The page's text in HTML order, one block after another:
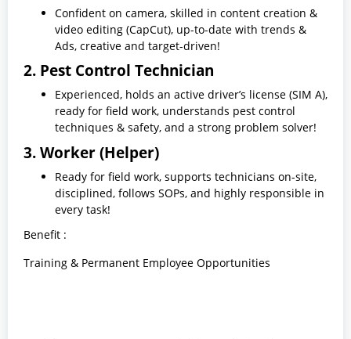
Confident on camera, skilled in content creation &
video editing (CapCut), up-to-date with trends &
Ads, creative and target-driven!
2. Pest Control Technician
Experienced, holds an active driver’s license (SIM A),
ready for field work, understands pest control
techniques & safety, and a strong problem solver!
3. Worker (Helper)
Ready for field work, supports technicians on-site,
disciplined, follows SOPs, and highly responsible in
every task!
Benefit :
Training & Permanent Employee Opportunities